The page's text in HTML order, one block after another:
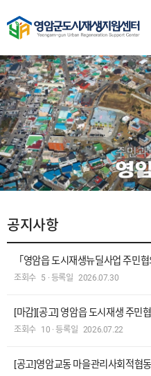
공지사항
「영암읍 도시재생뉴딜사업 주민
조회수 5 · 등록일 2026.07.30
[마감][공고] 영암읍 도시재생 주민
조회수 10 · 등록일 2026.07.22
[공고]영암교동 마을관리사회적협